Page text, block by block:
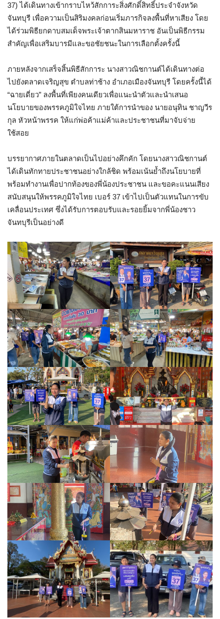
37) ได้เดินทางเข้ากราบไหว้สักการะสิ่งศักดิ์สิทธิ์ประจำจังหวัด
จันทบุรี เพื่อความเป็นสิริมงคลก่อนเริ่มภารกิจลงพื้นที่หาเสียง โดย
ได้ร่วมพิธียกดาบสมเด็จพระเจ้าตากสินมหาราช อันเป็นพิธีกรรม
สำคัญเพื่อเสริมบารมีและขอชัยชนะในการเลือกตั้งครั้งนี้
ภายหลังจากเสร็จสิ้นพิธีสักการะ นางสาวณิชกานต์ได้เดินทางต่อ
ไปยังตลาดเจริญสุข ตำบลท่าช้าง อำเภอเมืองจันทบุรี โดยครั้งนี้ได้
“ฉายเดี่ยว” ลงพื้นที่เพียงคนเดียวเพื่อแนะนำตัวและนำเสนอ
นโยบายของพรรคภูมิใจไทย ภายใต้การนำของ นายอนุทิน ชาญวีร
กุล หัวหน้าพรรค ให้แก่พ่อค้าแม่ค้าและประชาชนที่มาจับจ่าย
ใช้สอย
บรรยากาศภายในตลาดเป็นไปอย่างคึกคัก โดยนางสาวณิชกานต์
ได้เดินทักทายประชาชนอย่างใกล้ชิด พร้อมเน้นย้ำถึงนโยบายที่
พร้อมทำงานเพื่อปากท้องของพี่น้องประชาชน และขอคะแนนเสียง
สนับสนุนให้พรรคภูมิใจไทย เบอร์ 37 เข้าไปเป็นตัวแทนในการขับ
เคลื่อนประเทศ ซึ่งได้รับการตอบรับและรอยยิ้มจากพี่น้องชาว
จันทบุรีเป็นอย่างดี